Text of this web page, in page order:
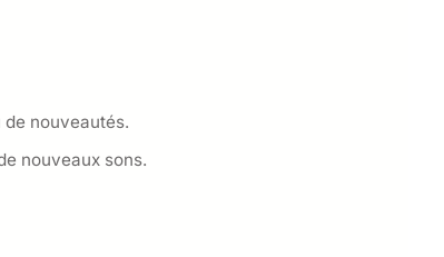
nouveautés.
nouveaux sons.